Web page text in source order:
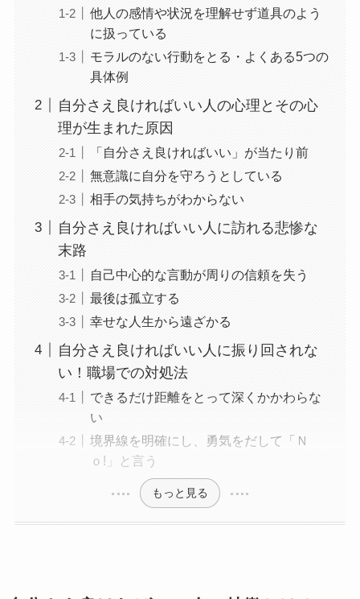
他人の感情や状況を理解せず道具のよう
に扱っている
モラルのない行動をとる・よくある5つの
具体例
自分さえ良ければいい人の心理とその心
理が生まれた原因
「自分さえ良ければいい」が当たり前
無意識に自分を守ろうとしている
相手の気持ちがわからない
自分さえ良ければいい人に訪れる悲惨な
末路
自己中心的な言動が周りの信頼を失う
最後は孤立する
幸せな人生から遠ざかる
自分さえ良ければいい人に振り回されな
い！職場での対処法
できるだけ距離をとって深くかかわらな
い
境界線を明確にし、勇気をだして「Ｎ
ｏ!」と言う
もっと見る